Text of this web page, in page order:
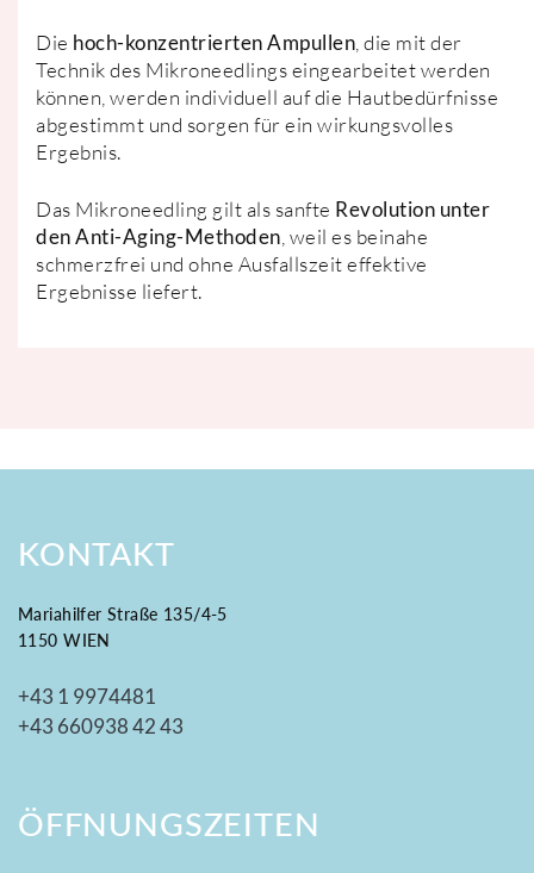
Die hoch-konzentrierten Ampullen, die mit der
Technik des Mikroneedlings eingearbeitet werden
können, werden individuell auf die Hautbedürfnisse
abgestimmt und sorgen für ein wirkungsvolles
Ergebnis.
Das Mikroneedling gilt als sanfte Revolution unter
den Anti-Aging-Methoden , weil es beinahe
schmerzfrei und ohne Ausfallszeit effektive
Ergebnisse liefert.
KONTAKT
Mariahilfer Straße 135/4-5
1150 WIEN
+43 1 9974481
+43 660938 42 43
ÖFFNUNGSZEITEN